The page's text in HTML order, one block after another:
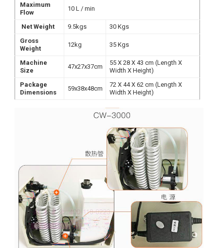
Maximum
Flow
10 L / min
Net Weight 9.5kgs
30 Kgs
Gross
Weight
12kg 35 Kgs
Machine
Size
47x27x37cm
55 X 28 X 43 cm (Length X
Width X Height)
Package
Dimensions
59x38x48cm
72 X 44 X 62 cm (Length X
Width X Height)